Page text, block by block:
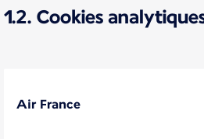
1.2. Cookies
Air France